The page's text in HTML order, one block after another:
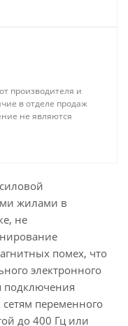
производителя и
в отделе продаж
не являются
жилами в
не
помех, что
электронного
подключения
переменного
до 400 Гц или